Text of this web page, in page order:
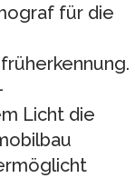
für die
Licht die